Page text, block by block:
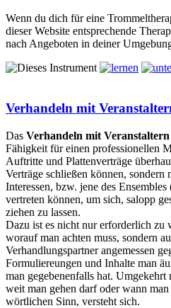
Wenn du dich für eine
dieser Website entsprechende
nach Angeboten in deiner
Verhandeln mit
Das Verhandeln mit
Fähigkeit für einen professionellen
Auftritte und Plattenverträge
Verträge schließen können, sondern
Interessen, bzw. jene des Ensembles
vertreten können, um sich, salopp
ziehen zu lassen.
Dazu ist es nicht nur erforderlich zu
worauf man achten muss, sondern
Verhandlungspartner angemessen
Formuliereungen und Inhalte man
man gegebenenfalls hat. Umgekehrt
weit man gehen darf oder wann
wörtlichen Sinn, versteht sich.